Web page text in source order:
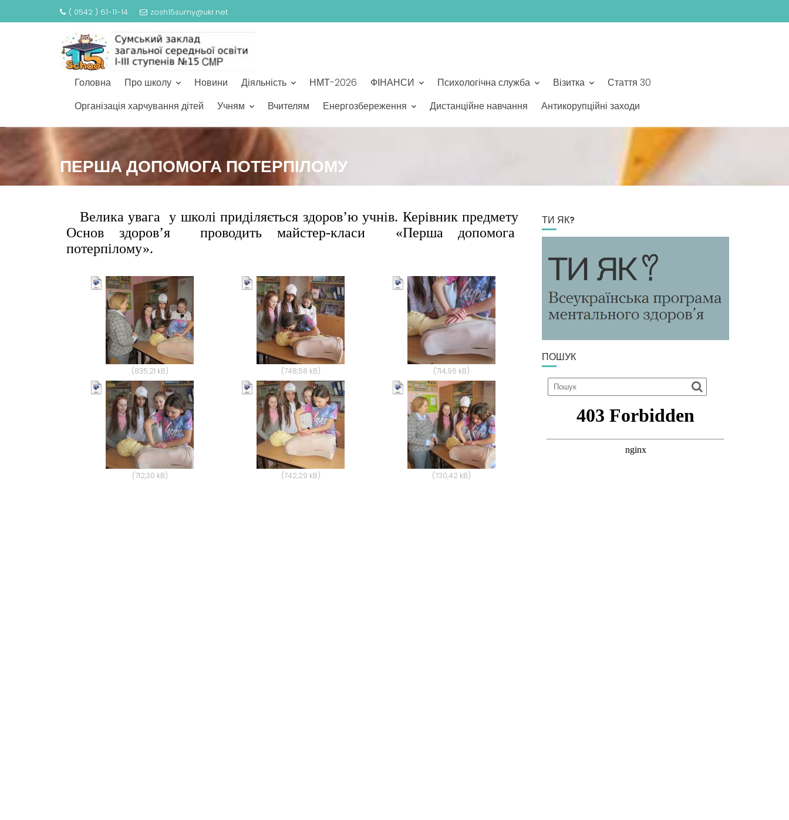
( 0542 ) 61-11-14 zosh15sumy@ukr.net
Головна Про школу Новини Діяльність НМТ-2026 ФІНАНСИ Психологічна служба Візитка
Стаття 30
Організація харчування дітей
Учням Вчителям Енергозбереження Дистанційне навчання Антикорупційні заходи
ПЕРША ДОПОМОГА ПОТЕРПІЛОМУ
Велика увага у школі приділяється здоров’ю учнів. Керівник предмету
Основ здоров’я проводить майстер-класи «Перша допомога
потерпілому».
ТИ ЯК?
ПОШУК